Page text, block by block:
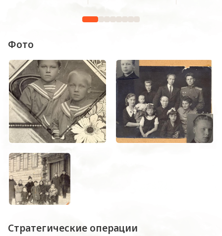
Фото
Стратегические операции